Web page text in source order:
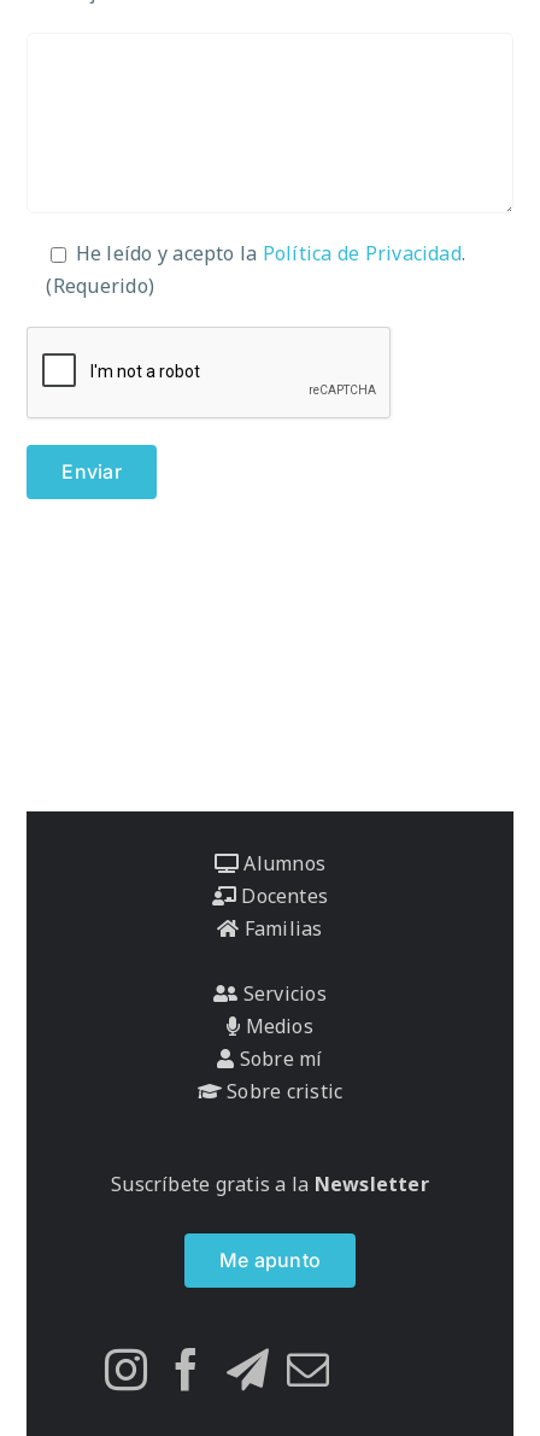
He leído y acepto la Política de Privacidad.
(Requerido)
Alumnos
Docentes
Familias
Servicios
Medios
Sobre mí
Sobre cristic
Suscríbete gratis a la Newsletter
Me apunto